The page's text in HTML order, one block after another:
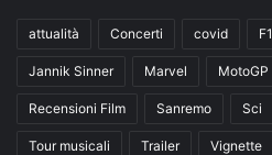
attualità Concerti covid F1
Jannik Sinner Marvel MotoGP
Recensioni Film Sanremo Sci
Tour musicali Trailer Vignette